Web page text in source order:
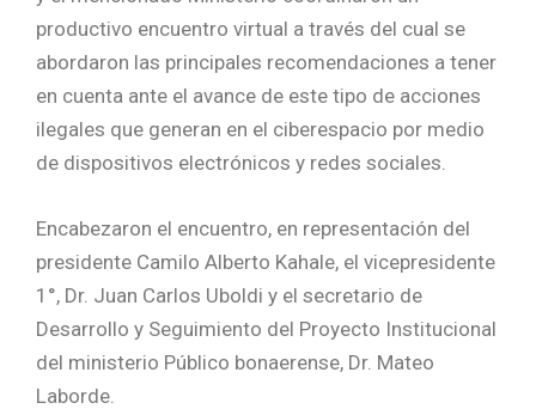
productivo encuentro virtual a través del cual se
abordaron las principales recomendaciones a tener
en cuenta ante el avance de este tipo de acciones
ilegales que generan en el ciberespacio por medio
de dispositivos electrónicos y redes sociales.
Encabezaron el encuentro, en representación del
presidente Camilo Alberto Kahale, el vicepresidente
1°, Dr. Juan Carlos Uboldi y el secretario de
Desarrollo y Seguimiento del Proyecto Institucional
del ministerio Público bonaerense, Dr. Mateo
Laborde.